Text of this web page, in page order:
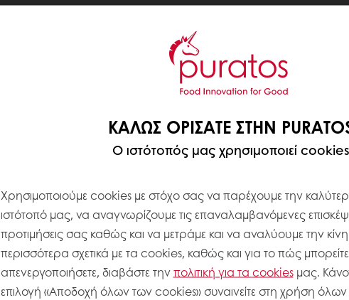
ΚΑΛΏΣ ΟΡΊΣΑΤΕ ΣΤΗΝ
Ο ιστότοπός μας χρησιμοποιεί cookies
Χρησιμοποιούμε cookies με στόχο σας να παρέχουμε την
ιστότοπό μας, να αναγνωρίζουμε τις επαναλαμβανόμενες
προτιμήσεις σας καθώς και να μετράμε και να αναλύουμε την
περισσότερα σχετικά με τα cookies, καθώς και για το πώς
απενεργοποιήσετε, διαβάστε τηνπολιτική για τα cookiesμας.
επιλογή «Αποδοχή όλων των cookies» συναινείτε στη χρήση